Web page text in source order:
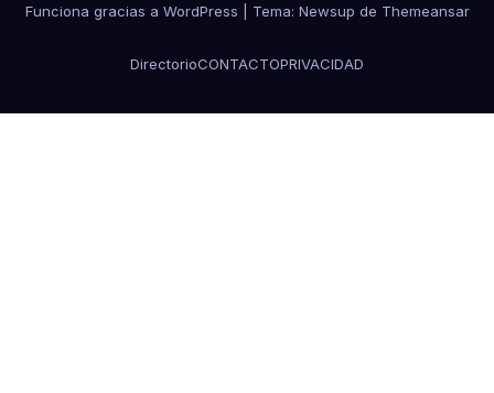
Funciona gracias a WordPress Tema: Newsup de Themeansar
DirectorioCONTACTOPRIVACIDAD